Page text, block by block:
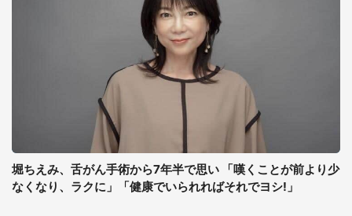
堀ちえみ、舌がん手術から7年半で思い 「嘆くことが前より少
なくなり、ラクに」「健康でいられればそれでヨシ!」